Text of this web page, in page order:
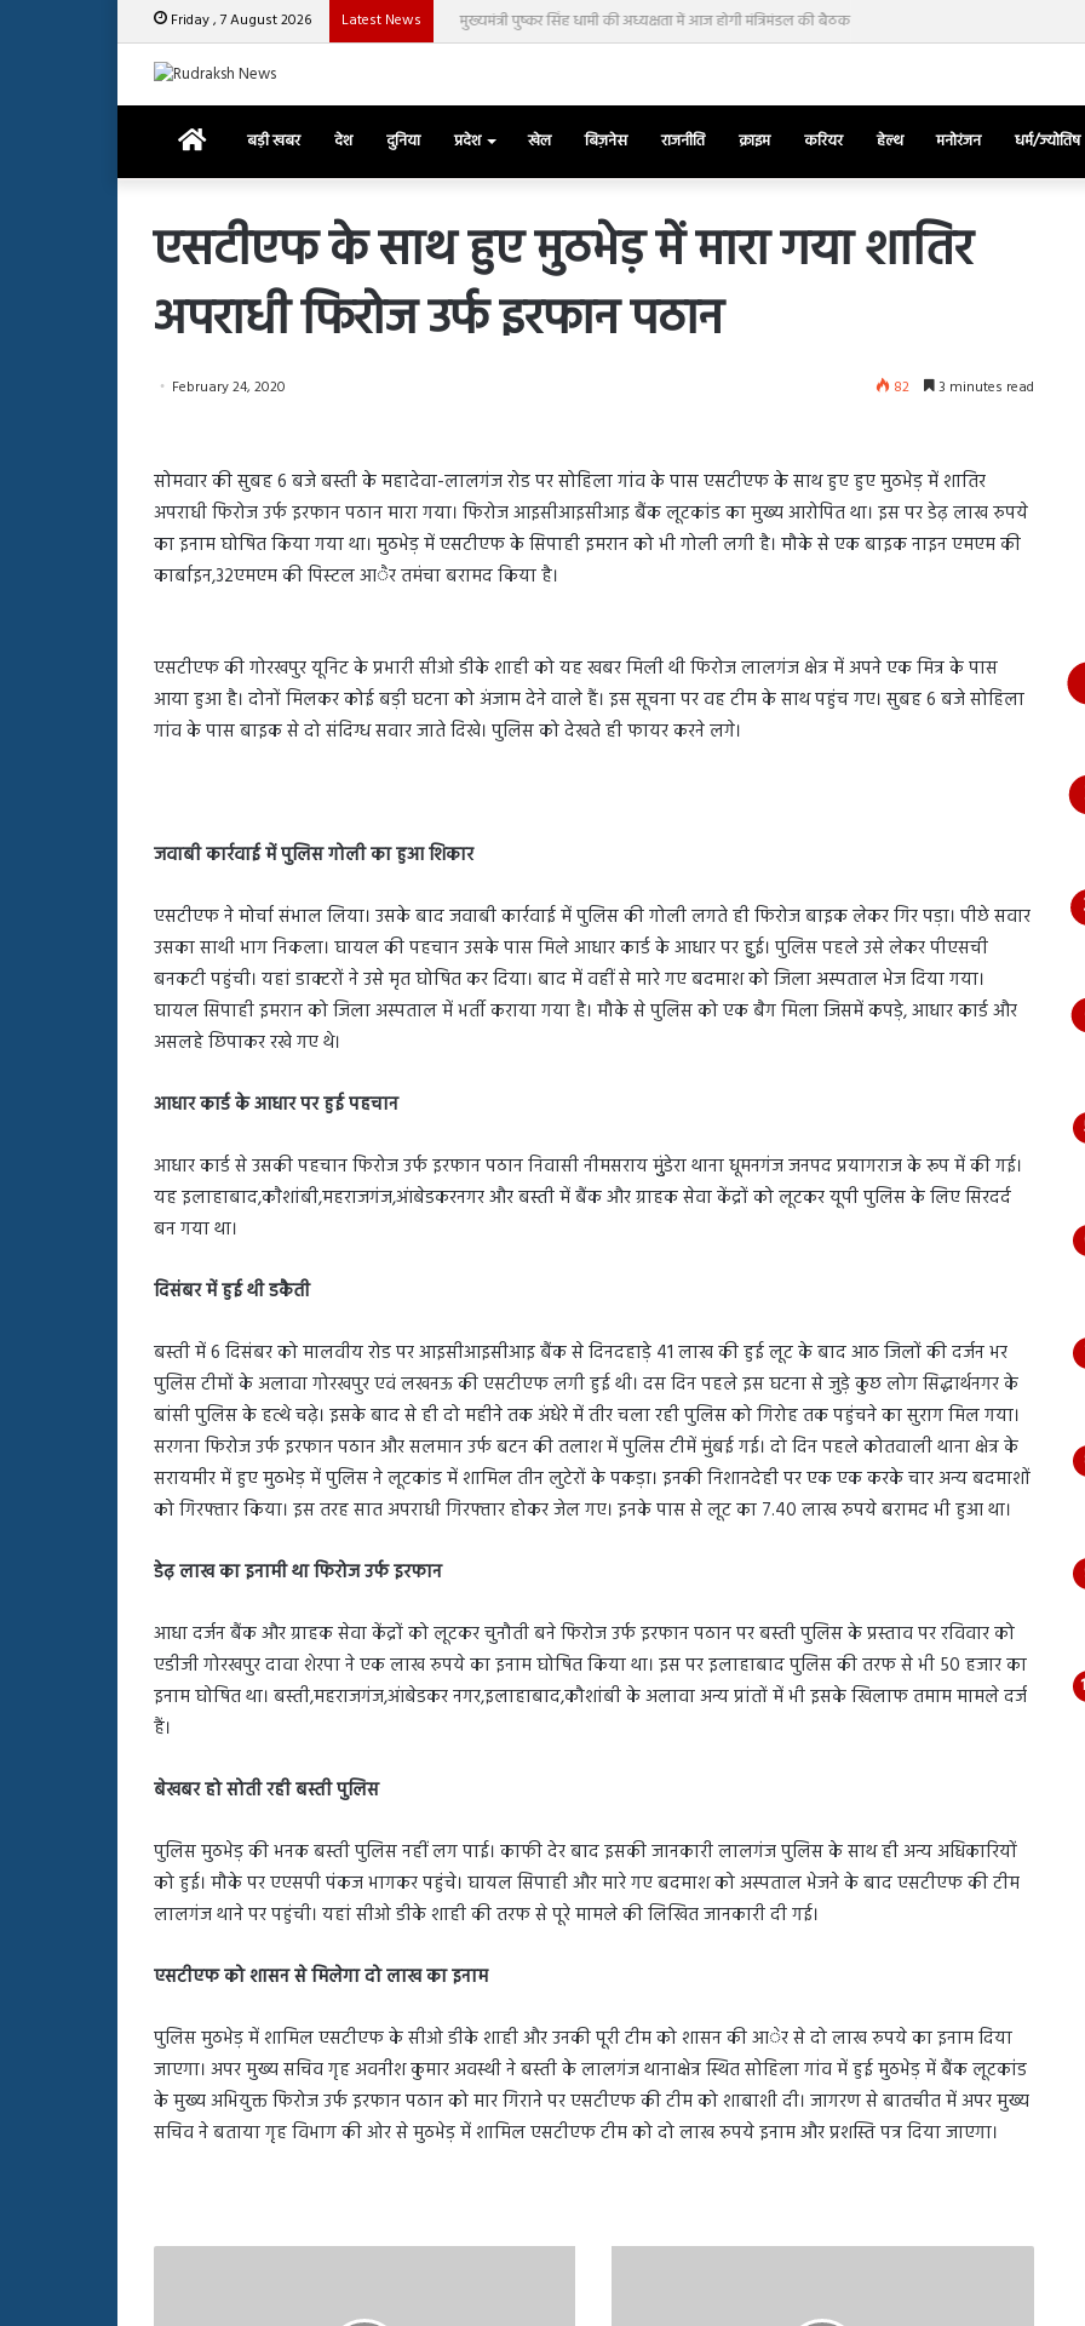
Friday , 7 August 2026 Latest News मुख्यमंत्री पुष्कर सिंह धामी की अध्यक्षता में आज होगी मंत्रिमंडल की बैठक
Home बड़ी खबर देश दुनिया प्रदेश खेल बिज़नेस राजनीति क्राइम करियर हेल्थ मनोरंजन धर्म/ज्योतिष
एसटीएफ के साथ हुए मुठभेड़ में मारा गया शातिर
अपराधी फिरोज उर्फ इरफान पठान
February 24, 2020 82 3 minutes read
सोमवार की सुबह 6 बजे बस्ती के महादेवा-लालगंज रोड पर सोहिला गांव के पास एसटीएफ के साथ हुए हुए मुठभेड़ में शातिर
अपराधी फिरोज उर्फ इरफान पठान मारा गया। फिरोज आइसीआइसीआइ बैंक लूटकांड का मुख्य आरोपित था। इस पर डेढ़ लाख रुपये
का इनाम घोषित किया गया था। मुठभेड़ में एसटीएफ के सिपाही इमरान को भी गोली लगी है। मौके से एक बाइक नाइन एमएम की
कार्बाइन,32एमएम की पिस्टल आैर तमंचा बरामद किया है।
एसटीएफ की गोरखपुर यूनिट के प्रभारी सीओ डीके शाही को यह खबर मिली थी फिरोज लालगंज क्षेत्र में अपने एक मित्र के पास
आया हुआ है। दोनों मिलकर कोई बड़ी घटना को अंजाम देने वाले हैं। इस सूचना पर वह टीम के साथ पहुंच गए। सुबह 6 बजे सोहिला
गांव के पास बाइक से दो संदिग्ध सवार जाते दिखे। पुलिस को देखते ही फायर करने लगे।
जवाबी कार्रवाई में पुलिस गोली का हुआ शिकार
एसटीएफ ने मोर्चा संभाल लिया। उसके बाद जवाबी कार्रवाई में पुलिस की गोली लगते ही फिरोज बाइक लेकर गिर पड़ा। पीछे सवार
उसका साथी भाग निकला। घायल की पहचान उसके पास मिले आधार कार्ड के आधार पर हुुई। पुलिस पहले उसे लेकर पीएसची
बनकटी पहुंची। यहां डाक्टरों ने उसे मृत घोषित कर दिया। बाद में वहीं से मारे गए बदमाश को जिला अस्पताल भेज दिया गया।
घायल सिपाही इमरान को जिला अस्पताल में भर्ती कराया गया है। मौके से पुलिस को एक बैग मिला जिसमें कपड़े, आधार कार्ड और
असलहे छिपाकर रखे गए थे।
आधार कार्ड के आधार पर हुई पहचान
आधार कार्ड से उसकी पहचान फिरोज उर्फ इरफान पठान निवासी नीमसराय मुुंडेरा थाना धूमनगंज जनपद प्रयागराज के रूप में की गई।
यह इलाहाबाद,काैशांबी,महराजगंज,आंबेडकरनगर और बस्ती में बैंक और ग्राहक सेवा केंद्रों को लूटकर यूपी पुलिस के लिए सिरदर्द
बन गया था।
दिसंबर में हुई थी डकैती
बस्ती में 6 दिसंबर को मालवीय रोड पर आइसीआइसीआइ बैंक से दिनदहाड़े 41 लाख की हुई लूट के बाद आठ जिलों की दर्जन भर
पुलिस टीमों के अलावा गोरखपुर एवं लखनऊ की एसटीएफ लगी हुई थी। दस दिन पहले इस घटना से जुड़े कुछ लोग सिद्धार्थनगर के
बांसी पुलिस के हत्थे चढ़े। इसके बाद से ही दो महीने तक अंधेरे में तीर चला रही पुलिस को गिरोह तक पहुंचने का सुराग मिल गया।
सरगना फिरोज उर्फ इरफान पठान और सलमान उर्फ बटन की तलाश में पुलिस टीमें मुंबई गई। दो दिन पहले कोतवाली थाना क्षेत्र के
सरायमीर में हुए मुठभेड़ में पुलिस ने लूटकांड में शामिल तीन लुटेरों के पकड़ा। इनकी निशानदेही पर एक एक करके चार अन्य बदमाशों
को गिरफ्तार किया। इस तरह सात अपराधी गिरफ्तार होकर जेल गए। इनके पास से लूट का 7.40 लाख रुपये बरामद भी हुआ था।
डेढ़ लाख का इनामी था फिरोज उर्फ इरफान
आधा दर्जन बैंक और ग्राहक सेवा केंद्रों को लूटकर चुनौती बने फिरोज उर्फ इरफान पठान पर बस्ती पुलिस के प्रस्ताव पर रविवार को
एडीजी गोरखपुर दावा शेरपा ने एक लाख रुपये का इनाम घोषित किया था। इस पर इलाहाबाद पुलिस की तरफ से भी 50 हजार का
इनाम घोषित था। बस्ती,महराजगंज,आंबेडकर नगर,इलाहाबाद,कौशांबी के अलावा अन्य प्रांतों में भी इसके खिलाफ तमाम मामले दर्ज
हैं।
बेखबर हो सोती रही बस्ती पुलिस
पुलिस मुठभेड़ की भनक बस्ती पुलिस नहीं लग पाई। काफी देर बाद इसकी जानकारी लालगंज पुलिस के साथ ही अन्य अधिकारियों
को हुई। मौके पर एएसपी पंकज भागकर पहुंचे। घायल सिपाही और मारे गए बदमाश को अस्पताल भेजने के बाद एसटीएफ की टीम
लालगंज थाने पर पहुंची। यहां सीओ डीके शाही की तरफ से पूरे मामले की लिखित जानकारी दी गई।
एसटीएफ को शासन से मिलेगा दो लाख का इनाम
पुलिस मुठभेड़ में शामिल एसटीएफ के सीओ डीके शाही और उनकी पूरी टीम को शासन की आेर से दो लाख रुपये का इनाम दिया
जाएगा। अपर मुख्य सचिव गृह अवनीश कुमार अवस्थी ने बस्ती के लालगंज थानाक्षेत्र स्थित सोहिला गांव में हुई मुठभेड़ में बैंक लूटकांड
के मुख्य अभियुक्त फिरोज उर्फ इरफान पठान को मार गिराने पर एसटीएफ की टीम को शाबाशी दी। जागरण से बातचीत में अपर मुख्य
सचिव ने बताया गृह विभाग की ओर से मुठभेड़ में शामिल एसटीएफ टीम को दो लाख रुपये इनाम और प्रशस्ति पत्र दिया जाएगा।
की की फिल्म ग्राउंड जीरो का
टीजर जारी, देंखे वीडियो…
रजत
दलाल
सबके
हुई
बहस
पर
का
आया
रिएक्शन
रजत दलाल और आसिम रियाज की भिड़ंत,
सबके सामने हुई बहस पर रुबीना दिलैक का
आया रिएक्शन
तुर्किए
में
पर
उतरा
पिकाचू,
भागते
देंखे
वीडियो…
तुर्किए में राष्ट्रपति एर्दोगान के खिलाफ सड़क
पर उतरा पिकाचू, भागते हुए आया नजर, देंखे
वीडियो…